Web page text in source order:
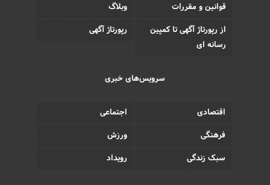
قوانین و مقررات
وبلاگ
از رپورتاژ آگهی تا کمپین
رسانه ای
رپورتاژ آگهی
سرویس‌های خبری
اقتصادی
اجتماعی
فرهنگی
ورزش
سبک زندگی
رویداد